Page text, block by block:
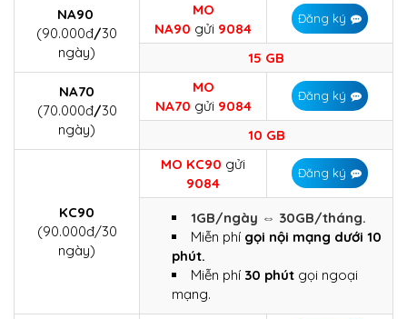
NA90
(90.000đ/30
ngày)
MO
NA90 gửi 9084
Đăng ký
15 GB
NA70
(70.000đ/30
ngày)
MO
NA70 gửi 9084
Đăng ký
10 GB
KC90
(90.000đ/30
ngày)
MO KC90 gửi
9084
Đăng ký
1GB/ngày ⇔ 30GB/tháng.
Miễn phí gọi nội mạng dưới 10
phút.
Miễn phí 30 phút gọi ngoại
mạng.